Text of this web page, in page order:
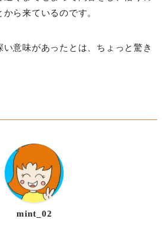
ら来ているのです。
い意味があったとは、ちょっと驚き
mint_02